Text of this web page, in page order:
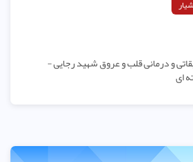
و درمانی قلب و عروق شهید رجایی -
ای